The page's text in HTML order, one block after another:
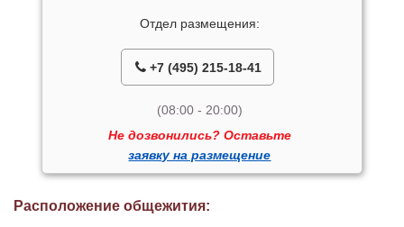
Отдел размещения:
+7 (495) 215-18-41
(08:00 - 20:00)
Не дозвонились? Оставьте
заявку на размещение
Расположение общежития: